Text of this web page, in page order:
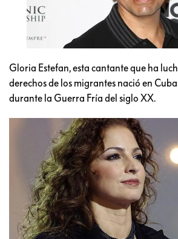
Gloria Estefan, esta cantante que ha
derechos de los migrantes nació en
durante la Guerra Fría del siglo XX.